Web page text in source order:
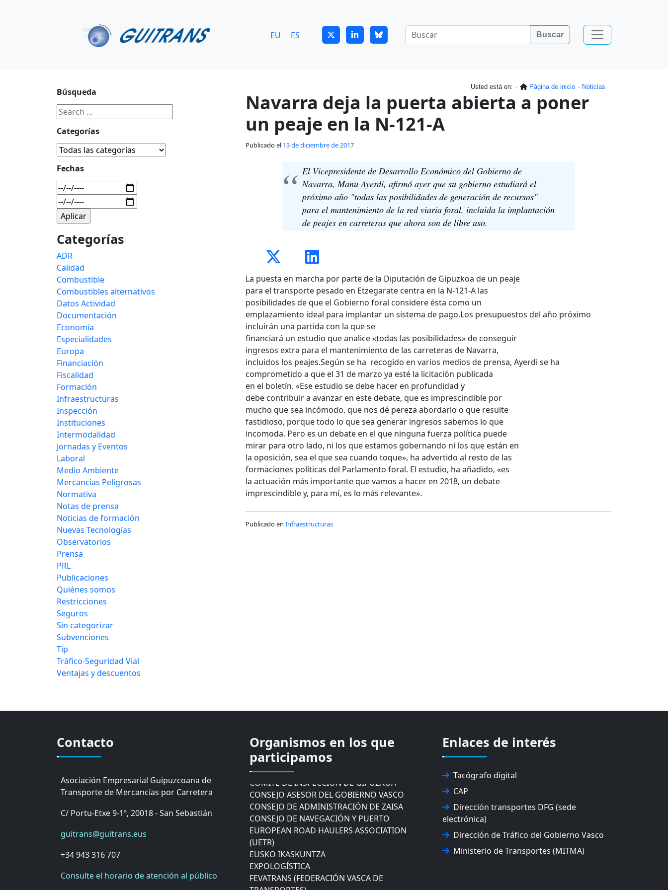
EU ES Buscar
Usted está en: Página de inicio Noticias
Navarra deja la puerta abierta a poner
un peaje en la N-121-A
Publicado el 13 de diciembre de 2017
El Vicepresidente de Desarrollo Económico del Gobierno de
Navarra, Manu Ayerdi, afirmó ayer que su gobierno estudiará el
próximo año "todas las posibilidades de generación de recursos"
para el mantenimiento de la red viaria foral, incluida la implantación
de peajes en carreteras que ahora son de libre uso.
La puesta en marcha por parte de la Diputación de Gipuzkoa de un peaje
para el transporte pesado en Etzegarate centra en la N-121-A las
posibilidades de que el Gobierno foral considere ésta como un
emplazamiento ideal para implantar un sistema de pago.Los presupuestos del año próximo
incluirán una partida con la que se
financiará un estudio que analice «todas las posibilidades» de conseguir
ingresos extra para el mantenimiento de las carreteras de Navarra,
incluidos los peajes.Según se ha recogido en varios medios de prensa, Ayerdi se ha
comprometido a que el 31 de marzo ya esté la licitación publicada
en el boletín. «Ese estudio se debe hacer en profundidad y
debe contribuir a avanzar en este debate, que es imprescindible por
mucho que sea incómodo, que nos dé pereza abordarlo o que resulte
fastidioso, porque todo lo que sea generar ingresos sabemos lo que
incomoda. Pero es un debate en el que ninguna fuerza política puede
mirar para otro lado, ni los que estamos gobernando ni los que están en
la oposición, sea el que sea cuando toque», ha advertido al resto de las
formaciones políticas del Parlamento foral. El estudio, ha añadido, «es
la actuación más importante que vamos a hacer en 2018, un debate
imprescindible y, para mí, es lo más relevante».
Publicado en Infraestructuras
Búsqueda
Categorías
Fechas
Categorías
ADR
Calidad
Combustible
Combustibles alternativos
Datos Actividad
Documentación
Economía
Especialidades
Europa
Financiación
Fiscalidad
Formación
Infraestructuras
Inspección
Instituciones
Intermodalidad
Jornadas y Eventos
Laboral
Medio Ambiente
Mercancias Peligrosas
Normativa
Notas de prensa
Noticias de formación
Nuevas Tecnologías
Observatorios
Prensa
PRL
Publicaciones
Quiénes somos
Restricciones
Seguros
Sin categorizar
Subvenciones
Tip
Tráfico-Seguridad Vial
Ventajas y descuentos
Contacto
Asociación Empresarial Guipuzcoana de
Transporte de Mercancías por Carretera
C/ Portu-Etxe 9-1º, 20018 - San Sebastián
guitrans@guitrans.eus
+34 943 316 707
Consulte el horario de atención al público
Organismos en los que
participamos
CÁMARA DE COMERCIO DE GIPUZKOA
COMISIÓN ASESORA DE MOVILIDAD DEL
AYUNTAMIENTO DE DONOSTIA
CONSEJO ASESOR DEL GOBIERNO VASCO
CONSEJO DE ADMINISTRACIÓN DE ZAISA
CONSEJO DE NAVEGACIÓN Y PUERTO
EUROPEAN ROAD HAULERS ASSOCIATION
(UETR)
EUSKO IKASKUNTZA
EXPOLOGÍSTICA
FEVATRANS (FEDERACIÓN VASCA DE
TRANSPORTES)
Enlaces de interés
Tacógrafo digital
CAP
Dirección transportes DFG (sede
electrónica)
Dirección de Tráfico del Gobierno Vasco
Ministerio de Transportes (MITMA)